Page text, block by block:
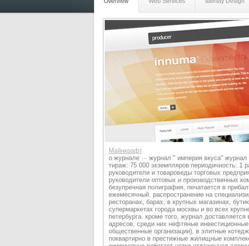
Майнкрафт
о журнале ··· журнал " империя вкуса"
тираж: 75 000 экземпляров периодичность: 1
руководители и товароведы торговых
руководители оптовых и производственных
безупречная полиграфия, печатается в
ежемесячный. распространение на
ресторанах, барах, в крупных магазинах,
супермаркетах города москвы и во всех
петербурга. кроме того, журнал
адресов, среди них нефтяные
общественные организации), в элитные
поквартирно в престижные жилищные